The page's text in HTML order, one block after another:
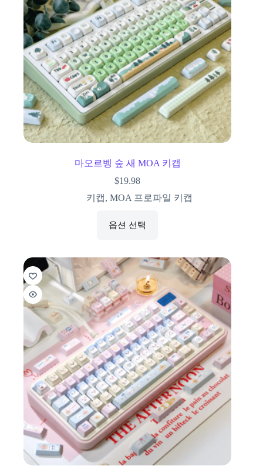
마오르벵 숲 새 MOA 키캡
$19.98
키캡, MOA 프로파일 키캡
옵션 선택